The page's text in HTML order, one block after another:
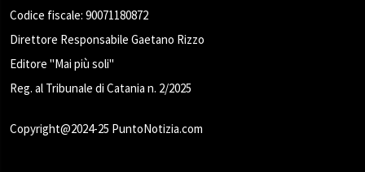
Codice fiscale: 90071180872
Direttore Responsabile Gaetano Rizzo
Editore "Mai più soli"
Reg. al Tribunale di Catania n. 2/2025
Copyright@2024-25 PuntoNotizia.com